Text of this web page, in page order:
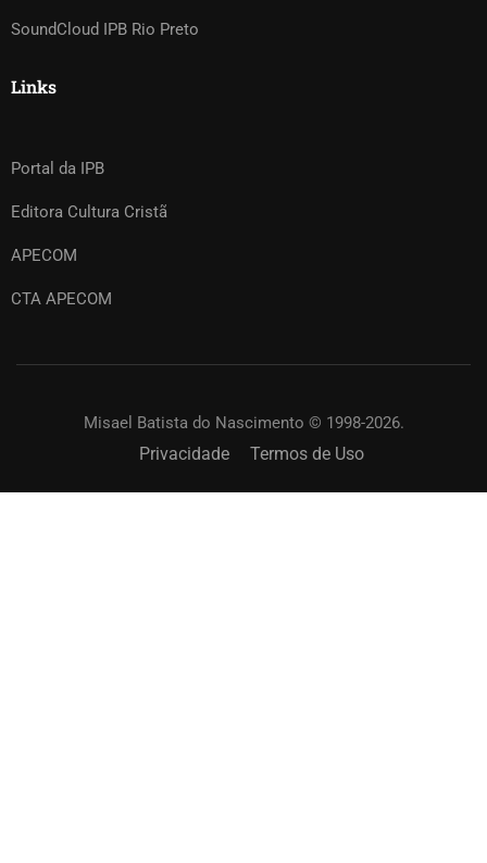
SoundCloud IPB Rio Preto
Links
Portal da IPB
Editora Cultura Cristã
APECOM
CTA APECOM
Misael Batista do Nascimento © 1998-2026.
Privacidade Termos de Uso